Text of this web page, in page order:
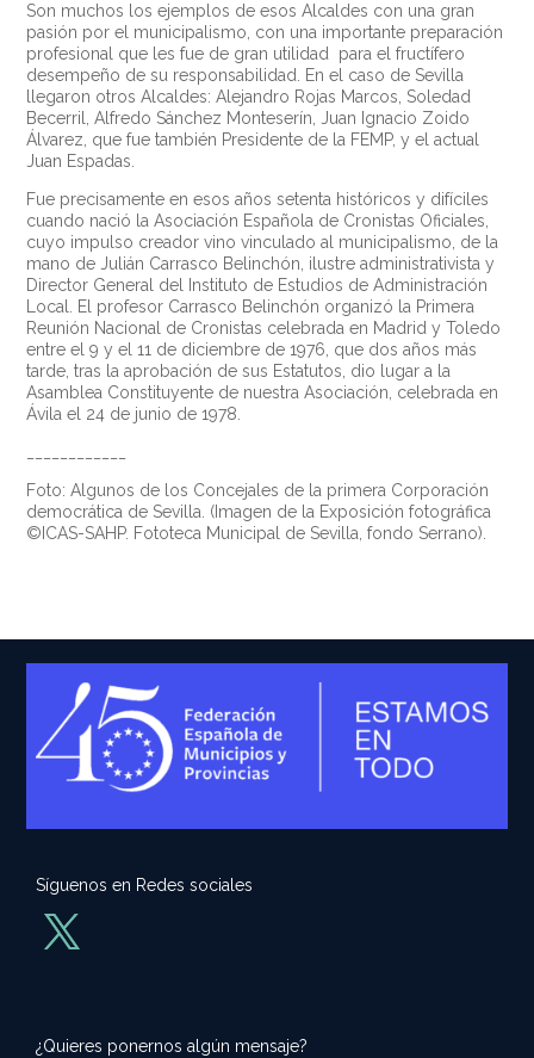
Son muchos los ejemplos de esos Alcaldes con una gran
pasión por el municipalismo, con una importante preparación
profesional que les fue de gran utilidad para el fructífero
desempeño de su responsabilidad. En el caso de Sevilla
llegaron otros Alcaldes: Alejandro Rojas Marcos, Soledad
Becerril, Alfredo Sánchez Monteserín, Juan Ignacio Zoido
Álvarez, que fue también Presidente de la FEMP, y el actual
Juan Espadas.
Fue precisamente en esos años setenta históricos y difíciles
cuando nació la Asociación Española de Cronistas Oficiales,
cuyo impulso creador vino vinculado al municipalismo, de la
mano de Julián Carrasco Belinchón, ilustre administrativista y
Director General del Instituto de Estudios de Administración
Local. El profesor Carrasco Belinchón organizó la Primera
Reunión Nacional de Cronistas celebrada en Madrid y Toledo
entre el 9 y el 11 de diciembre de 1976, que dos años más
tarde, tras la aprobación de sus Estatutos, dio lugar a la
Asamblea Constituyente de nuestra Asociación, celebrada en
Ávila el 24 de junio de 1978.
Foto: Algunos de los Concejales de la primera Corporación
democrática de Sevilla. (Imagen de la Exposición fotográfica
©ICAS-SAHP. Fototeca Municipal de Sevilla, fondo Serrano).
Síguenos en Redes sociales
¿Quieres ponernos algún mensaje?